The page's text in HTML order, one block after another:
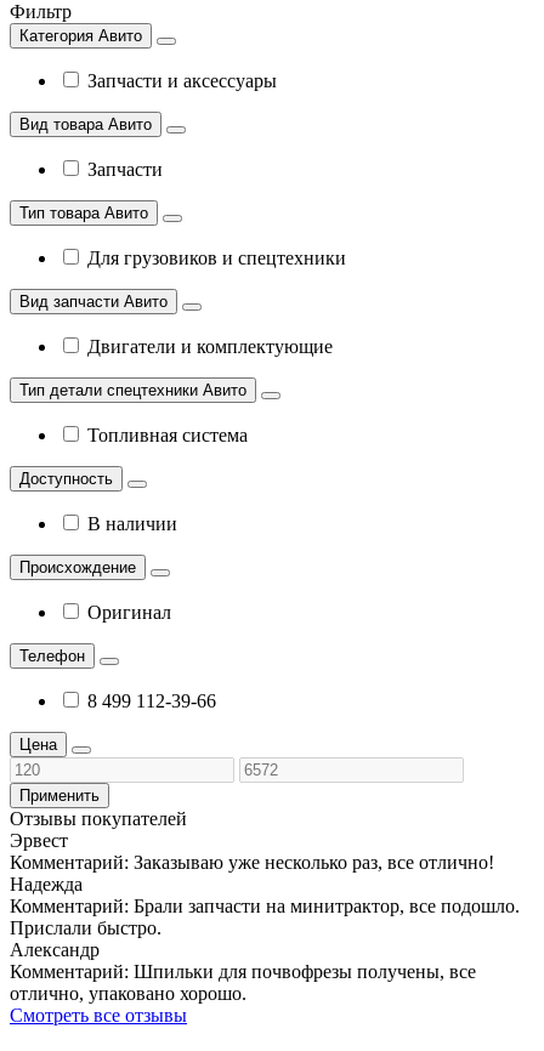
Фильтр
Категория Авито
Запчасти и аксессуары
Вид товара Авито
Запчасти
Тип товара Авито
Для грузовиков и спецтехники
Вид запчасти Авито
Двигатели и комплектующие
Тип детали спецтехники Авито
Топливная система
Доступность
В наличии
Происхождение
Оригинал
Телефон
8 499 112-39-66
Цена
Применить
Отзывы покупателей
Эрвест
Комментарий: Заказываю уже несколько раз, все отлично!
Надежда
Комментарий: Брали запчасти на минитрактор, все подошло.
Прислали быстро.
Александр
Комментарий: Шпильки для почвофрезы получены, все
отлично, упаковано хорошо.
Смотреть все отзывы